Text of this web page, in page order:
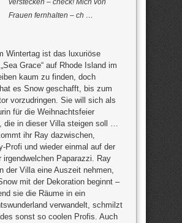
verstecken – check! Mich von
Frauen fernhalten – ch …
Wintertag ist das luxuriöse
Grace“ auf Rhode Island im
kaum zu finden, doch
es Snow geschafft, bis zum
vorzudringen. Sie will sich als
für die Weihnachtsfeier
die in dieser Villa steigen soll …
ihr Ray dazwischen,
Profi und wieder einmal auf der
irgendwelchen Paparazzi. Ray
der Villa eine Auszeit nehmen,
mit der Dekoration beginnt –
sie die Räume in ein
verwandelt, schmilzt
sonst so coolen Profis. Auch